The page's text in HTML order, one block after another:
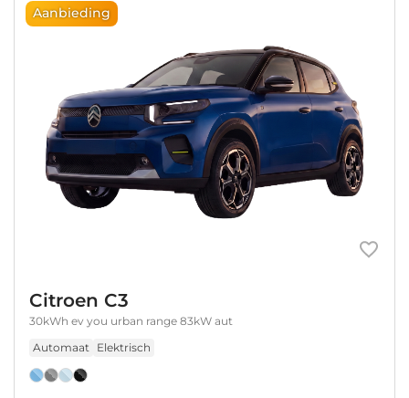
Aanbieding
Citroen C3
30kWh ev you urban range 83kW aut
Automaat
Elektrisch